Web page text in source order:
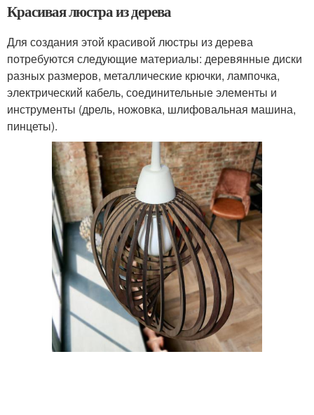
Красивая люстра из дерева
Для создания этой красивой люстры из дерева
потребуются следующие материалы: деревянные диски
разных размеров, металлические крючки, лампочка,
электрический кабель, соединительные элементы и
инструменты (дрель, ножовка, шлифовальная машина,
пинцеты).